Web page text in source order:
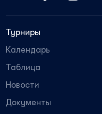
Турниры
Календарь
Таблица
Новости
Документы